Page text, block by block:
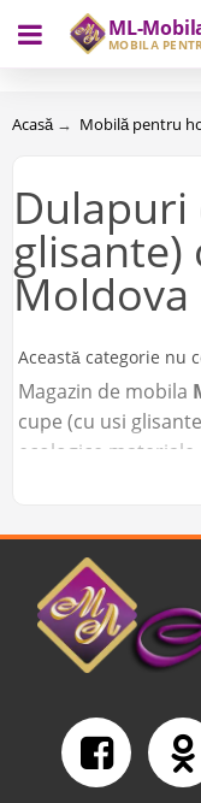
ML-
MOBILĂ
RU RO
Acasă → Mobilă pentru
Dulapuri
glisante)
Moldova
Această categorie nu
Magazin de mobila
cupe (cu usi
ecologice